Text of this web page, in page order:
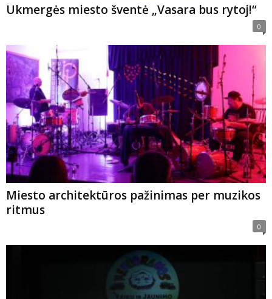
Ukmergės miesto šventė „Vasara bus rytoj!“
0
Miesto architektūros pažinimas per muzikos
ritmus
0